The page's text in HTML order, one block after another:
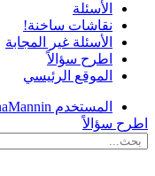
الأسئلة
نقاشات ساخنة!
الأسئلة غير المجابة
اطرح سؤالاً
الموقع الرئيسي
المستخدم ShennaMannin
اطرح سؤالاً